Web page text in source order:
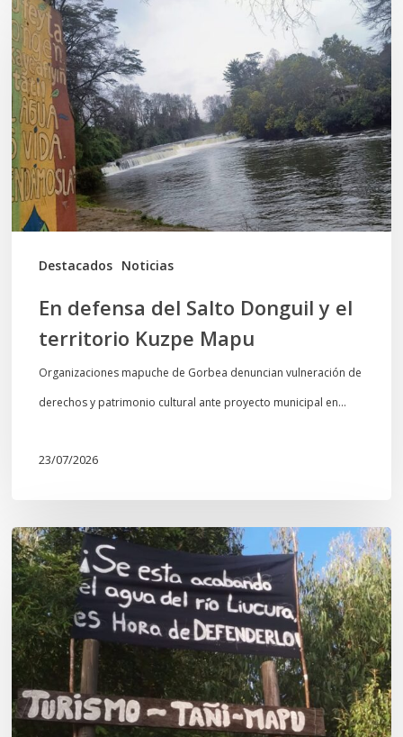
Destacados Noticias
defensa
del
Salto
Donguil
y
el
territorio
Kuzpe
Mapu
En defensa del Salto Donguil y el
territorio Kuzpe Mapu
Organizaciones mapuche de Gorbea denuncian vulneración de
derechos y patrimonio cultural ante proyecto municipal en…
23/07/2026
Newen
Leufu
Ligkusra:
«el
Leufu
es
un